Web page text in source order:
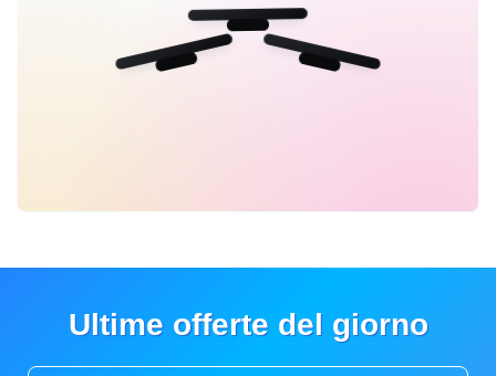
Ultime offerte del giorno